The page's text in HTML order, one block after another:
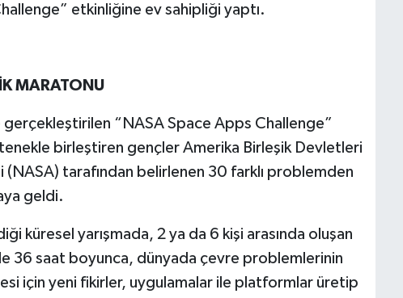
etkinliğine ev sahipliği yaptı.
MARATONU
gerçekleştirilen “NASA Space Apps Challenge”
birleştiren gençler Amerika Birleşik Devletleri
(NASA) tarafından belirlenen 30 farklı problemden
geldi.
küresel yarışmada, 2 ya da 6 kişi arasında oluşan
36 saat boyunca, dünyada çevre problemlerinin
için yeni fikirler, uygulamalar ile platformlar üretip